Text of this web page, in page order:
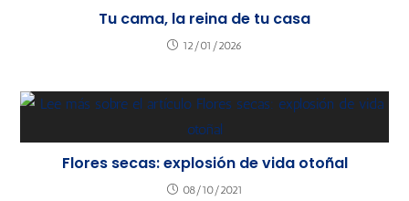
Tu cama, la reina de tu casa
12/01/2026
Flores secas: explosión de vida otoñal
08/10/2021